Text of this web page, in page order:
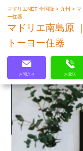
マ
マドリエNET 全国版> 九州>マ
ー住器
マドリエ南島原
トーヨー住器
お問合せ お電話